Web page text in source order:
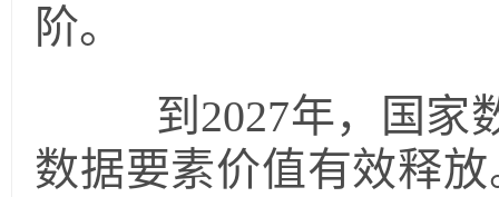
阶。
到2027年，国家数
数据要素价值有效释